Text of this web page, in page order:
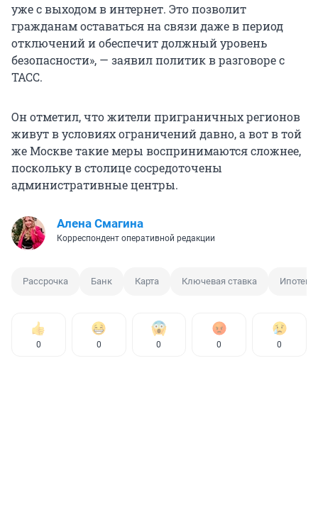
уже с выходом в интернет. Это позволит
гражданам оставаться на связи даже в период
отключений и обеспечит должный уровень
безопасности», — заявил политик в разговоре с
ТАСС.
Он отметил, что жители приграничных регионов
живут в условиях ограничений давно, а вот в той
же Москве такие меры воспринимаются сложнее,
поскольку в столице сосредоточены
административные центры.
Алена Смагина
Корреспондент оперативной редакции
Рассрочка Банк Карта Ключевая ставка Ипотека
0 0 0 0 0